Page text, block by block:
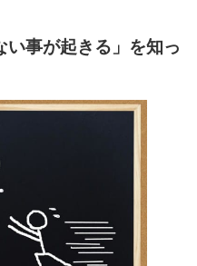
事が起きる」を知っ